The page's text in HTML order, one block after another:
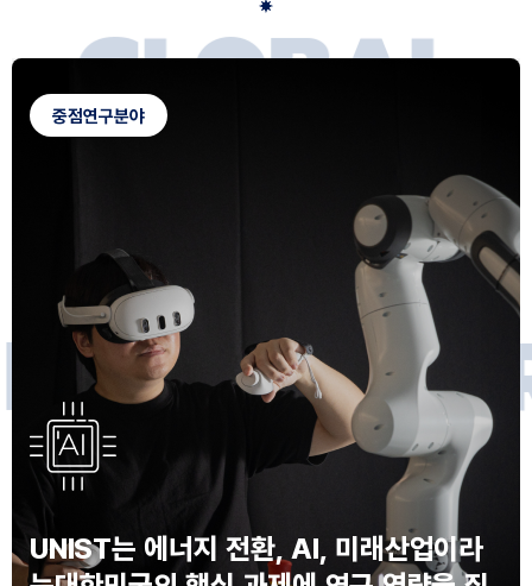
GLOBAL
CA S
R
FU TU RE
NNOVATO
S
중점연구분야
UNIST는 에너지 전환, AI, 미래산업이라